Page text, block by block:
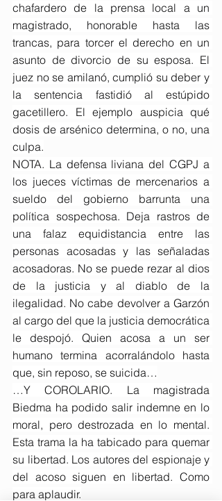
chafardero de la prensa local a un
magistrado, honorable hasta las
trancas, para torcer el derecho en un
asunto de divorcio de su esposa. El
juez no se amilanó, cumplió su deber y
la sentencia fastidió al estúpido
gacetillero. El ejemplo auspicia qué
dosis de arsénico determina, o no, una
culpa.
NOTA. La defensa liviana del CGPJ a
los jueces víctimas de mercenarios a
sueldo del gobierno barrunta una
política sospechosa. Deja rastros de
una falaz equidistancia entre las
personas acosadas y las señaladas
acosadoras. No se puede rezar al dios
de la justicia y al diablo de la
ilegalidad. No cabe devolver a Garzón
al cargo del que la justicia democrática
le despojó. Quien acosa a un ser
humano termina acorralándolo hasta
que, sin reposo, se suicida…
…Y COROLARIO. La magistrada
Biedma ha podido salir indemne en lo
moral, pero destrozada en lo mental.
Esta trama la ha tabicado para quemar
su libertad. Los autores del espionaje y
del acoso siguen en libertad. Como
para aplaudir.